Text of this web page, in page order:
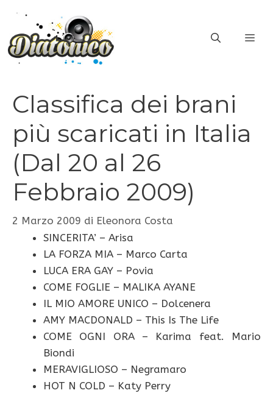
contenuto
Classifica dei brani
più scaricati in Italia
(Dal 20 al 26
Febbraio 2009)
2 Marzo 2009 di Eleonora Costa
SINCERITA’ – Arisa
LA FORZA MIA – Marco Carta
LUCA ERA GAY – Povia
COME FOGLIE – MALIKA AYANE
IL MIO AMORE UNICO – Dolcenera
AMY MACDONALD – This Is The Life
COME OGNI ORA – Karima feat. Mario
Biondi
MERAVIGLIOSO – Negramaro
HOT N COLD – Katy Perry